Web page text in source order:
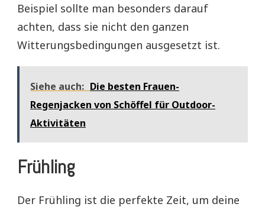
Beispiel sollte man besonders darauf
achten, dass sie nicht den ganzen
Witterungsbedingungen ausgesetzt ist.
Siehe auch: Die besten Frauen-
Regenjacken von Schöffel für Outdoor-
Aktivitäten
Frühling
Der Frühling ist die perfekte Zeit, um deine